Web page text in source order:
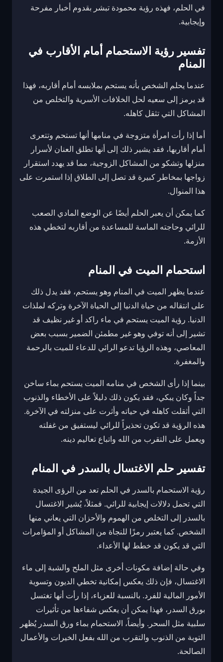
في الحلم، فهذه رؤية محمودة تبشر بقدوم أخبار مفرحة
وإيجابية.
تفسير رؤية الاستحمام أمام الأقارب في
المنام
عندما يحلم الشخص بأنه يستحم بملابسه أمام أقاربه، فهذا
قد يرمز إلى سعيه لحل الخلافات الأسرية والتخلص من
المشاكل التي تثقل كاهله.
أما إذا رأت امرأة متزوجة في منامها أنها تستحم وتتعرى
أمام أقاربها، فقد يشير ذلك إلى أنها تطلق العنان لأسرار
منزلها وتشكو من المشاكل الزوجية، مما قد يهدد استقرار
زواجها بمخاطر كبيرة قد تصل إلى الطلاق إذا استمرت على
هذا المنوال.
كما يمكن أن يعبر الحلم أيضًا عن الوضع المادي الصعب
للرائي وحاجته الماسة للمساعدة من أقاربه لتخطي هذه
الأزمة.
استحمام الميت في المنام
عندما يظهر الميت في المنام وهو يستحم، فقد يدل ذلك
على انتقاله من حياة الدنيا إلى الحياة الآخرة وتركه لملذات
الدنيا. رؤية الميت يستحم في ماء راكد أو غير نظيف قد
تشير إلى أنه توفي وهو غير مطمئن الضمير بسبب بعض
المعاصي، وهذه الرؤيا تدعو الرائي للدعاء للميت بالرحمة
والمغفرة.
بينما إذا رأى الشخص في منامه الميت يستحم بماء ساخن
جداً وكان يبكي، فقد يكون ذلك دليلاً على الأخطاء والذنوب
التي أثقلت كاهله في حياته وأثرت على منزلته في الآخرة.
هذه الرؤية قد تكون تحذيراً للرائي ليستفيق من غفلته
ويعمل على التقرب من الله واتباع تعاليم دينه.
تفسير حلم الاغتسال بالسدر في المنام
رؤية الاستحمام بالسدر في الحلم تعد من الرؤى الجيدة
التي تحمل دلالات إيجابية للرائي. فمثلاً، يُشير الاغتسال
بالسدر إلى التخلص من الهموم والأحزان التي يعاني منها
الشخص. كما يعتبر رمزًا للنجاة من المشاكل أو المؤامرات
التي قد يكون قد خطط لها الأعداء.
وفي حالة إضافة مكونات أخرى مثل الملح والشبة إلى ماء
الاغتسال، فإن ذلك يعكس إمكانية تخطي الديون وتسوية
الأمور المالية للفرد. بالنسبة للعزباء، إذا رأت أنها تغتسل
بورق السدر، فهذا يمكن أن يعكس شفاءها من تأثيرات
سلبية مثل السحر. وأيضاً، الاستحمام بماء ورق السدر يُظهر
التوبة من الذنوب والتقرب من الله بفعل الخيرات والأعمال
الصالحة.